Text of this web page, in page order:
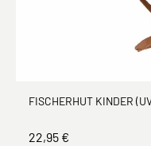
FISCHERHUT KINDER
22,95 €